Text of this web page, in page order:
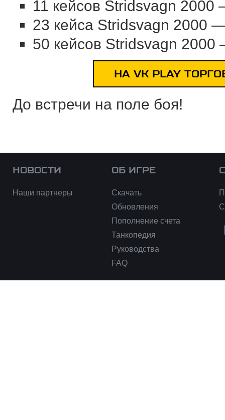
11 кейсов Stridsvagn 2000
23 кейса Stridsvagn 2000 —
50 кейсов Stridsvagn 2000
НА VK PLAY
До встречи на поле боя!
НОВОСТИ
Наши партнеры
ОБ ИГРЕ
Скачать
Обновления
Пополнение счета
Танкопедия
Руководства
FAQ